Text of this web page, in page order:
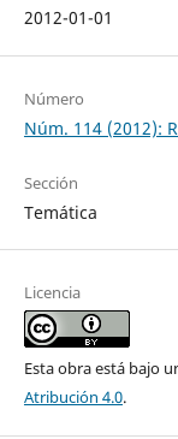
2012-01-01
Número
Núm. 114 (2012):
Sección
Temática
Licencia
Esta obra está bajo
Atribución 4.0.